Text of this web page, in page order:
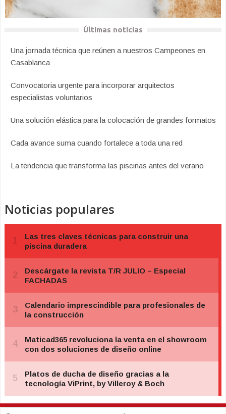
Últimas noticias
Una jornada técnica que reúnen a nuestros Campeones en
Casablanca
Convocatoria urgente para incorporar arquitectos
especialistas voluntarios
Una solución elástica para la colocación de grandes formatos
Cada avance suma cuando fortalece a toda una red
La tendencia que transforma las piscinas antes del verano
Noticias populares